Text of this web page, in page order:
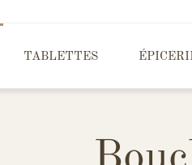
TABLETTES